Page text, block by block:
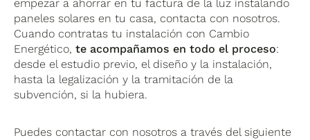
empezar a ahorrar en tu factura de la luz instalando
paneles solares en tu casa, contacta con nosotros.
Cuando contratas tu instalación con Cambio
Energético,te acompañamos en todo el proceso:
desde el estudio previo, el diseño y la instalación,
hasta la legalización y la tramitación de la
subvención, si la hubiera.
Puedes contactar con nosotros a través del siguiente